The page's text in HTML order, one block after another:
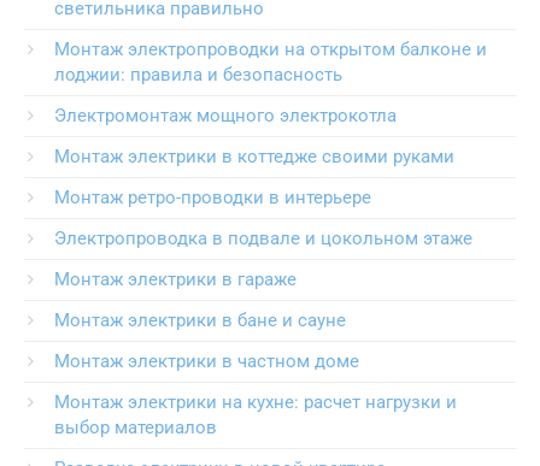
светильника правильно
Монтаж электропроводки на открытом балконе и
лоджии: правила и безопасность
Электромонтаж мощного электрокотла
Монтаж электрики в коттедже своими руками
Монтаж ретро-проводки в интерьере
Электропроводка в подвале и цокольном этаже
Монтаж электрики в гараже
Монтаж электрики в бане и сауне
Монтаж электрики в частном доме
Монтаж электрики на кухне: расчет нагрузки и
выбор материалов